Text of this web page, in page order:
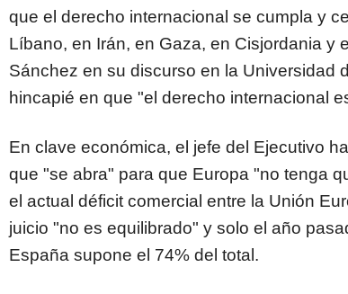
que el derecho internacional se cumpla y
Líbano, en Irán, en Gaza, en Cisjordania y
Sánchez en su discurso en la Universidad
hincapié en que "el derecho internacional
En clave económica, el jefe del Ejecutivo
que "se abra" para que Europa "no tenga
el actual déficit comercial entre la Unión
juicio "no es equilibrado" y solo el año
España supone el 74% del total.